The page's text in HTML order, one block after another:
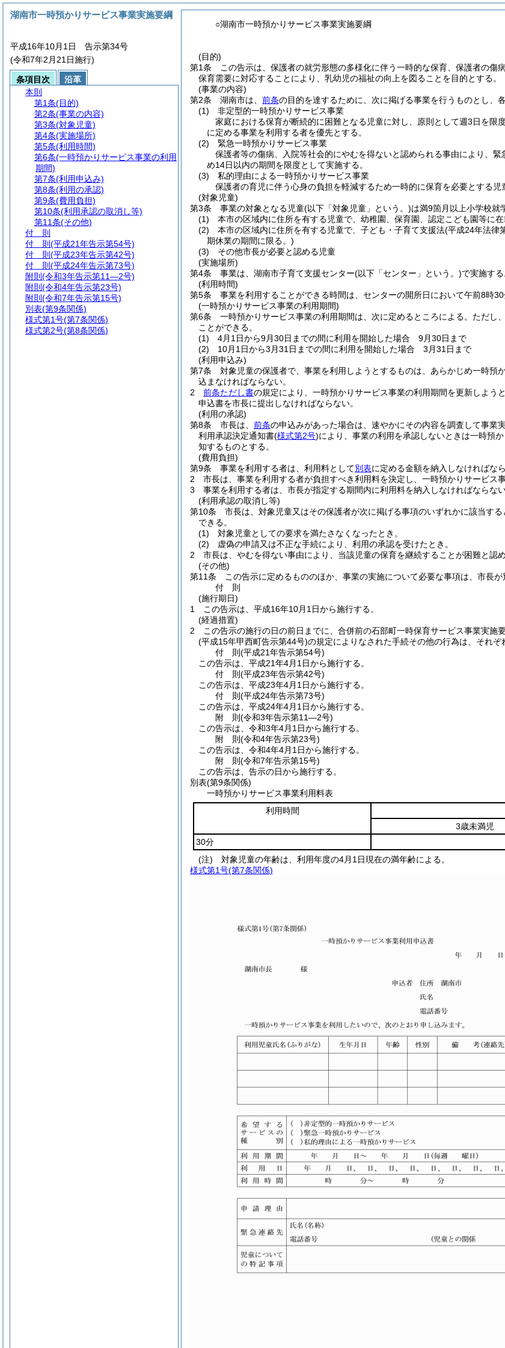
○湖南市一時預かりサービス事業実施要綱
(目的)
第1条
この告示は、保護者の就労形態の多様化に伴う一時的な保育、保護者の
保育需要に対応することにより、乳幼児の福祉の向上を図ることを目的とする。
(事業の内容)
第2条
湖南市は、 前条の目的を達するために、次に掲げる事業を行うものとし、
(1)
非定型的一時預かりサービス事業
家庭における保育が断続的に困難となる児童に対し、原則として週3日を限
に定める事業を利用する者を優先とする。
(2)
緊急一時預かりサービス事業
保護者等の傷病、入院等社会的にやむを得ないと認められる事由により、
め14日以内の期間を限度として実施する。
(3)
私的理由による一時預かりサービス事業
保護者の育児に伴う心身の負担を軽減するため一時的に保育を必要とする児
(対象児童)
第3条
事業の対象となる児童(以下「対象児童」という。)は満9箇月以上小学校就
(1)
本市の区域内に住所を有する児童で、幼稚園、保育園、認定こども園等に
(2)
本市の区域内に住所を有する児童で、子ども・子育て支援法(平成24年法律
期休業の期間に限る。)
(3)
その他市長が必要と認める児童
(実施場所)
第4条
事業は、湖南市子育て支援センター(以下「センター」という。)で実施する
(利用時間)
第5条
事業を利用することができる時間は、センターの開所日において午前8時30
(一時預かりサービス事業の利用期間)
第6条
一時預かりサービス事業の利用期間は、次に定めるところによる。 ただし
ことができる。
(1)
4月1日から9月30日までの間に利用を開始した場合 9月30日まで
(2)
10月1日から3月31日までの間に利用を開始した場合 3月31日まで
(利用申込み)
第7条
対象児童の保護者で、事業を利用しようとするものは、あらかじめ一時預
込まなければならない。
2
前条ただし書の規定により、一時預かりサービス事業の利用期間を更新しようと
申込書を市長に提出しなければならない。
(利用の承認)
第8条
市長は、 前条の申込みがあった場合は、速やかにその内容を調査して事業
利用承認決定通知書(様式第2号)により、事業の利用を承認しないときは一時預
知するものとする。
(費用負担)
第9条
事業を利用する者は、利用料として別表に定める金額を納入しなければなら
2
市長は、事業を利用する者が負担すべき利用料を決定し、一時預かりサービス
3
事業を利用する者は、市長が指定する期間内に利用料を納入しなければならない
(利用承認の取消し等)
第10条
市長は、対象児童又はその保護者が次に掲げる事項のいずれかに該当す
できる。
(1)
対象児童としての要求を満たさなくなったとき。
(2)
虚偽の申請又は不正な手続により、利用の承認を受けたとき。
2
市長は、やむを得ない事由により、当該児童の保育を継続することが困難と認
(その他)
第11条
この告示に定めるもののほか、事業の実施について必要な事項は、市長が
付 則
(施行期日)
1
この告示は、平成16年10月1日から施行する。
(経過措置)
2
この告示の施行の日の前日までに、合併前の石部町一時保育サービス事業実施
(平成15年甲西町告示第44号)の規定によりなされた手続その他の行為は、それ
付 則(平成21年告示第54号)
この告示は、平成21年4月1日から施行する。
付 則(平成23年告示第42号)
この告示は、平成23年4月1日から施行する。
付 則(平成24年告示第73号)
この告示は、平成24年4月1日から施行する。
附 則(令和3年告示第11―2号)
この告示は、令和3年4月1日から施行する。
附 則(令和4年告示第23号)
この告示は、令和4年4月1日から施行する。
附 則(令和7年告示第15号)
この告示は、告示の日から施行する。
別表(第9条関係)
一時預かりサービス事業利用料表
利用時間
3歳未満児
30分
(注) 対象児童の年齢は、利用年度の4月1日現在の満年齢による。
様式第1号(第7条関係)
湖南市一時預かりサービス事業実施要綱
平成16年10月1日 告示第34号
(令和7年2月21日施行)
条項目次
沿革
本則
第1条(目的)
第2条(事業の内容)
第3条(対象児童)
第4条(実施場所)
第5条(利用時間)
第6条(一時預かりサービス事業の利用
期間)
第7条(利用申込み)
第8条(利用の承認)
第9条(費用負担)
第10条(利用承認の取消し等)
第11条(その他)
付 則
付 則 (平成21年告示第54号)
付 則 (平成23年告示第42号)
付 則 (平成24年告示第73号)
附則 (令和3年告示第11―2号)
附則 (令和4年告示第23号)
附則 (令和7年告示第15号)
別表(第9条関係)
様式第1号(第7条関係)
様式第2号(第8条関係)